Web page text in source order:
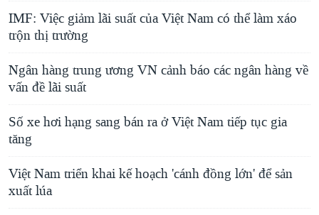
IMF: Việc giảm lãi suất của Việt Nam có thể làm xáo
trộn thị trường
Ngân hàng trung ương VN cảnh báo các ngân hàng về
vấn đề lãi suất
Số xe hơi hạng sang bán ra ở Việt Nam tiếp tục gia
tăng
Việt Nam triển khai kế hoạch 'cánh đồng lớn' để sản
xuất lúa